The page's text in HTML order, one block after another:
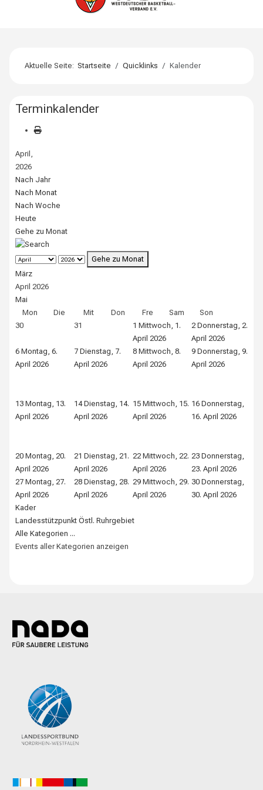
Aktuelle Seite:Startseite Quicklinks Kalender
Terminkalender
April,
2026
Nach Jahr
Nach Monat
Nach Woche
Heute
Gehe zu Monat
Gehe zu Monat
März
April 2026
Mai
Mon
Die Mit Don Fre Sam
Son
30
31 1 Mittwoch, 1.
April 2026
2 Donnerstag, 2.
April 2026
6 Montag, 6.
April 2026
7 Dienstag, 7.
April 2026
8 Mittwoch, 8.
April 2026
9 Donnerstag, 9.
April 2026
13 Montag, 13.
April 2026
14 Dienstag, 14.
April 2026
15 Mittwoch, 15.
April 2026
16 Donnerstag,
16. April 2026
20 Montag, 20.
April 2026
21 Dienstag, 21.
April 2026
22 Mittwoch, 22.
April 2026
23 Donnerstag,
23. April 2026
27 Montag, 27.
April 2026
28 Dienstag, 28.
April 2026
29 Mittwoch, 29.
April 2026
30 Donnerstag,
30. April 2026
Kader
Landesstützpunkt Östl. Ruhrgebiet
Alle Kategorien ...
Events aller Kategorien anzeigen